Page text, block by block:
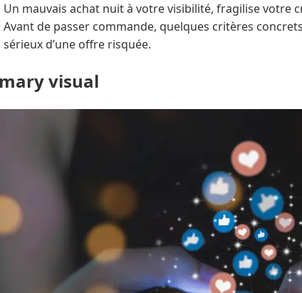
Un mauvais achat nuit à votre visibilité, fragilise votre
Avant de passer commande, quelques critères
sérieux d’une offre risquée.
visual